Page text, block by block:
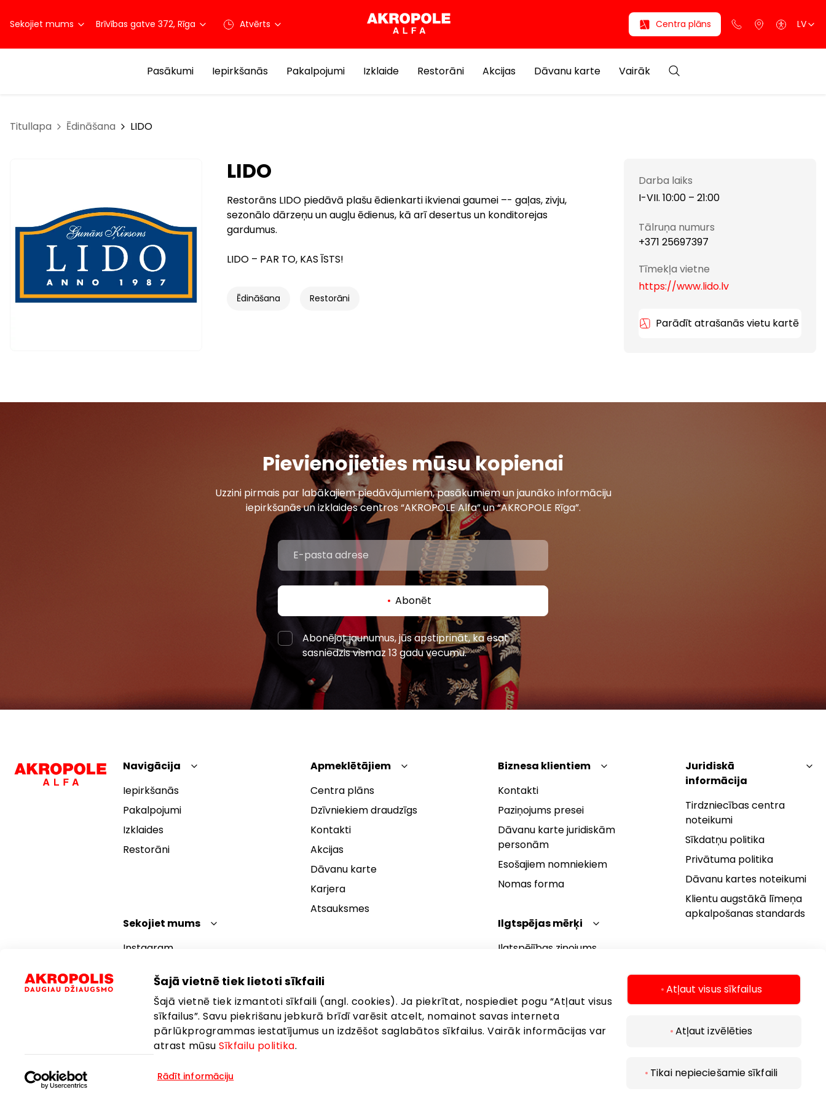
Šajā vietnē tiek lietoti sīkfaili
Šajā vietnē tiek izmantoti sīkfaili (angl. cookies). Ja piekrītat, nospiediet pogu “Atļaut visus
sīkfailus”. Savu piekrišanu jebkurā brīdī varēsit atcelt, nomainot savas interneta
pārlūkprogrammas iestatījumus un izdzēšot saglabātos sīkfailus. Vairāk informācijas var
atrast mūsu Sīkfailu politika.
Rādīt informāciju
Atļaut visus sīkfailus
Atļaut izvēlēties
Tikai nepieciešamie sīkfaili
Sekojiet mums Brīvības gatve 372, Rīga Atvērts Centra plāns LV
Pasākumi Iepirkšanās Pakalpojumi Izklaide Restorāni Akcijas Dāvanu karte Vairāk
Titullapa Ēdināšana LIDO
LIDO
Restorāns LIDO piedāvā plašu ēdienkarti ikvienai gaumei –- gaļas, zivju,
sezonālo dārzeņu un augļu ēdienus, kā arī desertus un konditorejas
gardumus.
LIDO – PAR TO, KAS ĪSTS!
Ēdināšana Restorāni
Darba laiks
I-VII. 10:00 – 21:00
Tālruņa numurs
+371 25697397
Tīmekļa vietne
https://www.lido.lv
Parādīt atrašanās vietu kartē
Pievienojieties mūsu kopienai
Uzzini pirmais par labākajiem piedāvājumiem, pasākumiem un jaunāko informāciju
iepirkšanās un izklaides centros “AKROPOLE Alfa” un “AKROPOLE Rīga”.
Abonēt
Abonējot jaunumus, jūs apstiprināt, ka esat
sasniedzis vismaz 13 gadu vecumu.
Navigācija
Iepirkšanās
Pakalpojumi
Izklaides
Restorāni
Apmeklētājiem
Centra plāns
Dzīvniekiem draudzīgs
Kontakti
Akcijas
Dāvanu karte
Karjera
Atsauksmes
Biznesa klientiem
Kontakti
Paziņojums presei
Dāvanu karte juridiskām
personām
Esošajiem nomniekiem
Nomas forma
Ilgtspējas mērķi
Ilgtspējības ziņojums
Juridiskā
informācija
Tirdzniecības centra
noteikumi
Sīkdatņu politika
Privātuma politika
Dāvanu kartes noteikumi
Klientu augstākā līmeņa
apkalpošanas standards
Sekojiet mums
Instagram
YouTube
Valoda:Latviešu